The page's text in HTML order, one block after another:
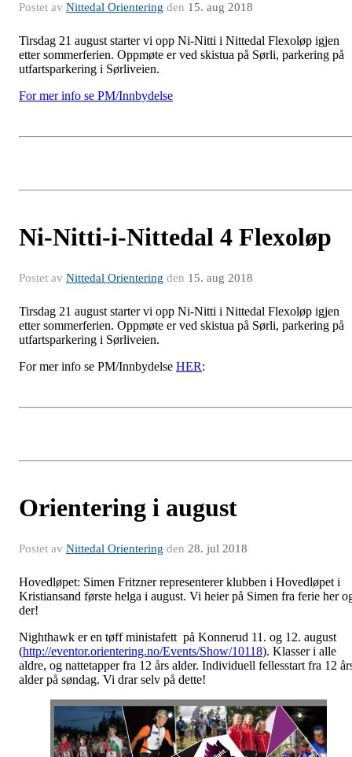
Postet av Nittedal Orientering den 15. aug 2018
Tirsdag 21 august starter vi opp Ni-Nitti i Nittedal Flexoløp igjen
etter sommerferien. Oppmøte er ved skistua på Sørli, parkering på
utfartsparkering i Sørliveien.
For mer info se PM/Innbydelse
Ni-Nitti-i-Nittedal 4 Flexoløp
Postet av Nittedal Orientering den 15. aug 2018
Tirsdag 21 august starter vi opp Ni-Nitti i Nittedal Flexoløp igjen
etter sommerferien. Oppmøte er ved skistua på Sørli, parkering på
utfartsparkering i Sørliveien.
For mer info se PM/Innbydelse HER:
Orientering i august
Postet av Nittedal Orientering den 28. jul 2018
Hovedløpet: Simen Fritzner representerer klubben i Hovedløpet i
Kristiansand første helga i august. Vi heier på Simen fra ferie her
der!
Nighthawk er en tøff ministafett på Konnerud 11. og 12. august
(http://eventor.orientering.no/Events/Show/10118). Klasser i alle
aldre, og nattetapper fra 12 års alder. Individuell fellesstart fra 12
alder på søndag. Vi drar selv på dette!